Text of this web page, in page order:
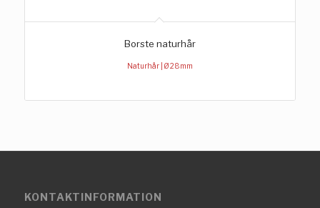
Borste naturhår
Naturhår | Ø 28mm
KONTAKTINFORMATION